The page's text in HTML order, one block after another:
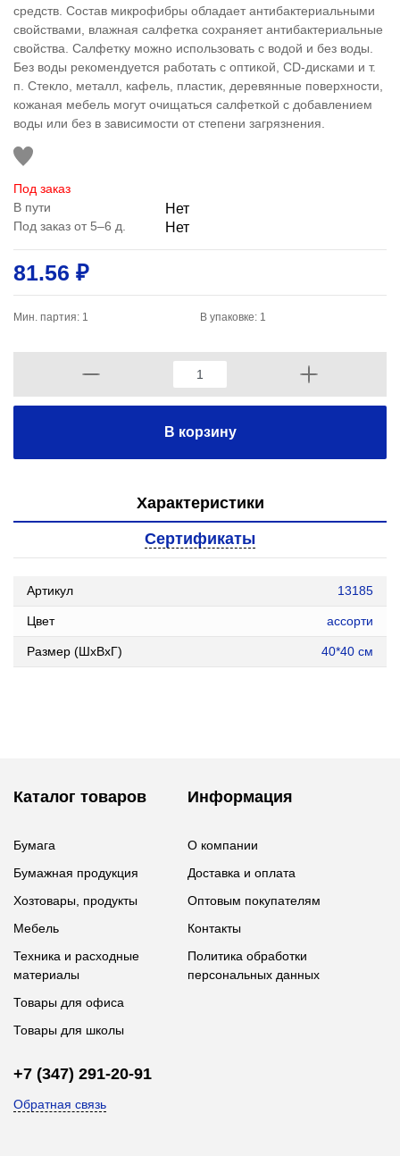
средств. Состав микрофибры обладает антибактериальными
свойствами, влажная салфетка сохраняет антибактериальные
свойства. Салфетку можно использовать с водой и без воды.
Без воды рекомендуется работать с оптикой, CD-дисками и т.
п. Стекло, металл, кафель, пластик, деревянные поверхности,
кожаная мебель могут очищаться салфеткой с добавлением
воды или без в зависимости от степени загрязнения.
Под заказ
В пути
Нет
Под заказ от 5–6 д. Нет
81.56 ₽
Мин. партия: 1 В упаковке: 1
В корзину
Характеристики
Сертификаты
Артикул 13185
Цвет ассорти
Размер (ШxВxГ) 40*40 см
Каталог товаров
Бумага
Бумажная продукция
Хозтовары, продукты
Мебель
Техника и расходные
материалы
Товары для офиса
Товары для школы
Информация
О компании
Доставка и оплата
Оптовым покупателям
Контакты
Политика обработки
персональных данных
+7 (347) 291-20-91
Обратная связь